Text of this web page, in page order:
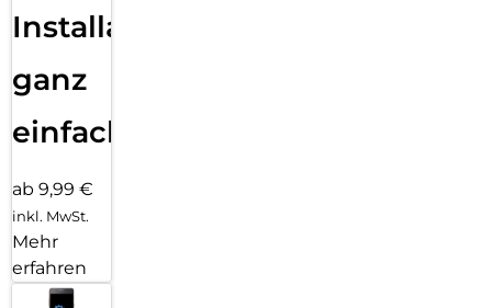
Installation
ganz
einfach
ab 9,99 €
inkl. MwSt.
Mehr
erfahren